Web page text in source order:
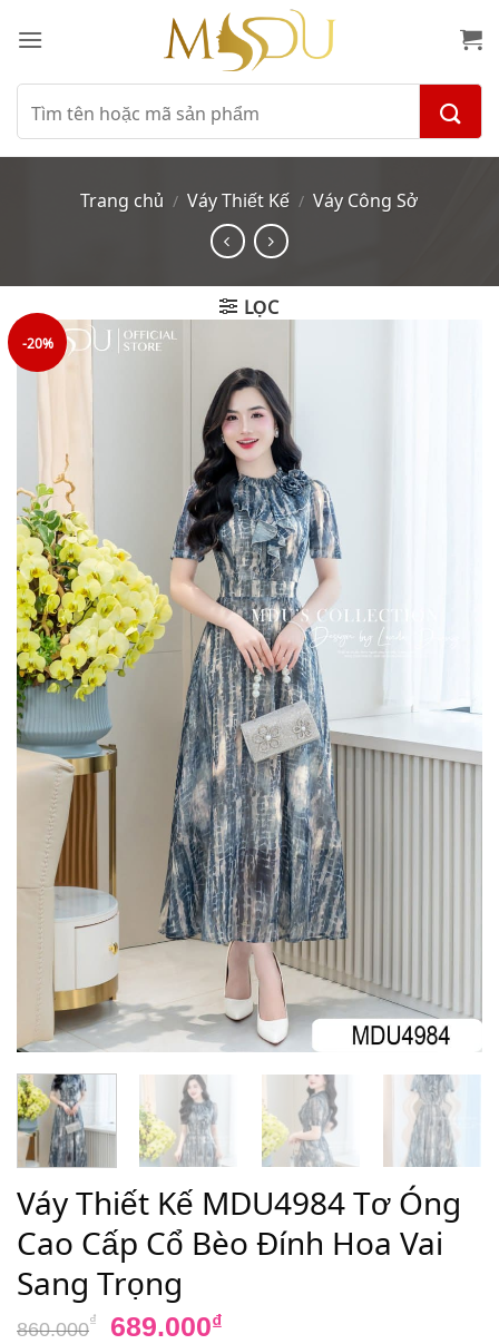
qua
dungTìm
kiếm:
Trang chủ / Váy Thiết Kế / Váy Công Sở
LỌC
-20%
Váy Thiết Kế MDU4984 Tơ Óng
Cao Cấp Cổ Bèo Đính Hoa Vai
Sang Trọng
860.000₫
Giá
689.000₫